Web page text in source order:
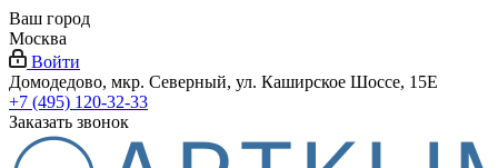
Ваш город
Москва
Войти
Домодедово, мкр. Северный, ул. Каширское Шоссе, 15Е
+7 (495) 120-32-33
Заказать звонок